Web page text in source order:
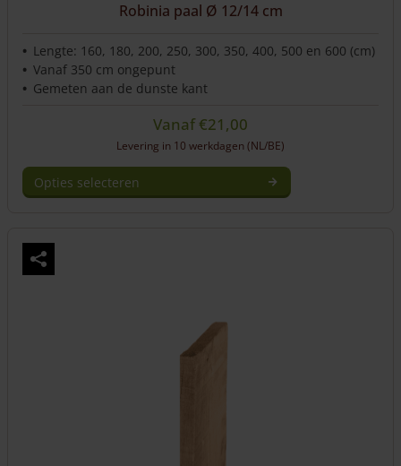
Robinia paal Ø 12/14 cm
Lengte: 160, 180, 200, 250, 300, 350, 400, 500 en 600 (cm)
Vanaf 350 cm ongepunt
Gemeten aan de dunste kant
Vanaf€21,00
Levering in 10 werkdagen (NL/BE)
Opties selecteren
heeft
meerdere
variaties.